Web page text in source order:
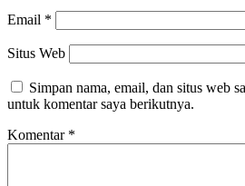
Email *
Situs Web
Simpan nama, email, dan situs web
untuk komentar saya berikutnya.
Komentar *